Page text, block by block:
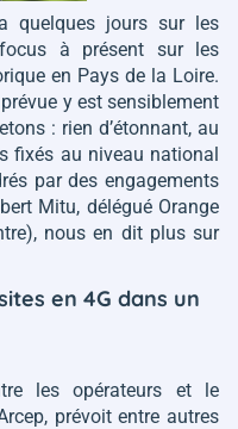
jours sur les
à présent sur les
en Pays de la Loire.
y est sensiblement
: rien d’étonnant, au
fixés au niveau national
par des engagements
Mitu, délégué Orange
nous en dit plus sur
en 4G dans un
les opérateurs et le
prévoit entre autres